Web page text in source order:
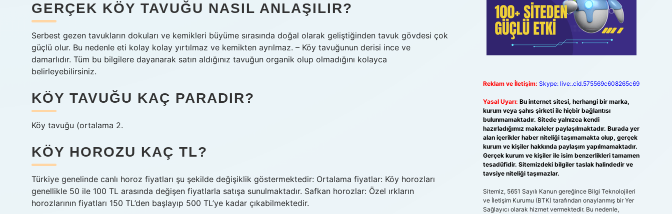
GERÇEK KÖY TAVUĞU NASIL ANLAŞILIR?
Serbest gezen tavukların dokuları ve kemikleri büyüme sırasında doğal olarak geliştiğinden tavuk gövdesi çok
güçlü olur. Bu nedenle eti kolay kolay yırtılmaz ve kemikten ayrılmaz. – Köy tavuğunun derisi ince ve
damarlıdır. Tüm bu bilgilere dayanarak satın aldığınız tavuğun organik olup olmadığını kolayca
belirleyebilirsiniz.
KÖY TAVUĞU KAÇ PARADIR?
Köy tavuğu (ortalama 2.
KÖY HOROZU KAÇ TL?
Türkiye genelinde canlı horoz fiyatları şu şekilde değişiklik göstermektedir: Ortalama fiyatlar: Köy horozları
genellikle 50 ile 100 TL arasında değişen fiyatlarla satışa sunulmaktadır. Safkan horozlar: Özel ırkların
horozlarının fiyatları 150 TL’den başlayıp 500 TL’ye kadar çıkabilmektedir.
Reklam ve İletişim: Skype: live:.cid.575569c608265c69
Yasal Uyarı: Bu internet sitesi, herhangi bir marka,
kurum veya şahıs şirketi ile hiçbir bağlantısı
bulunmamaktadır. Sitede yalnızca kendi
hazırladığımız makaleler paylaşılmaktadır. Burada yer
alan içerikler haber niteliği taşımamakta olup, gerçek
kurum ve kişiler hakkında paylaşım yapılmamaktadır.
Gerçek kurum ve kişiler ile isim benzerlikleri tamamen
tesadüfidir. Sitemizdeki bilgiler taslak halindedir ve
tavsiye niteliği taşımazlar.
Sitemiz, 5651 Sayılı Kanun gereğince Bilgi Teknolojileri
ve İletişim Kurumu (BTK) tarafından onaylanmış bir Yer
Sağlayıcı olarak hizmet vermektedir. Bu nedenle,